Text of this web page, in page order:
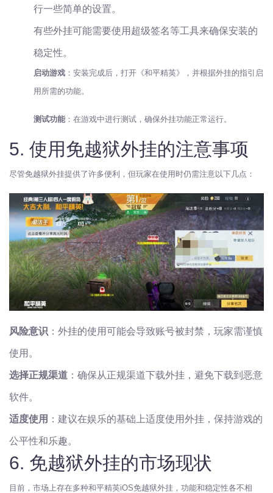
行一些简单的设置。
有些外挂可能需要使用超级签名等工具来确保安装的
稳定性。
启动游戏 ：安装完成后，打开《和平精英》，并根据外挂的指引启
用所需的功能。
测试功能 ：在游戏中进行测试，确保外挂功能正常运行。
5. 使用免越狱外挂的注意事项
尽管免越狱外挂提供了许多便利，但玩家在使用时仍需注意以下几点：
风险意识 ：外挂的使用可能会导致账号被封禁，玩家需谨慎
使用。
选择正规渠道 ：确保从正规渠道下载外挂，避免下载到恶意
软件。
适度使用 ：建议在娱乐的基础上适度使用外挂，保持游戏的
公平性和乐趣。
6. 免越狱外挂的市场现状
目前，市场上存在多种和平精英iOS免越狱外挂，功能和稳定性各不相